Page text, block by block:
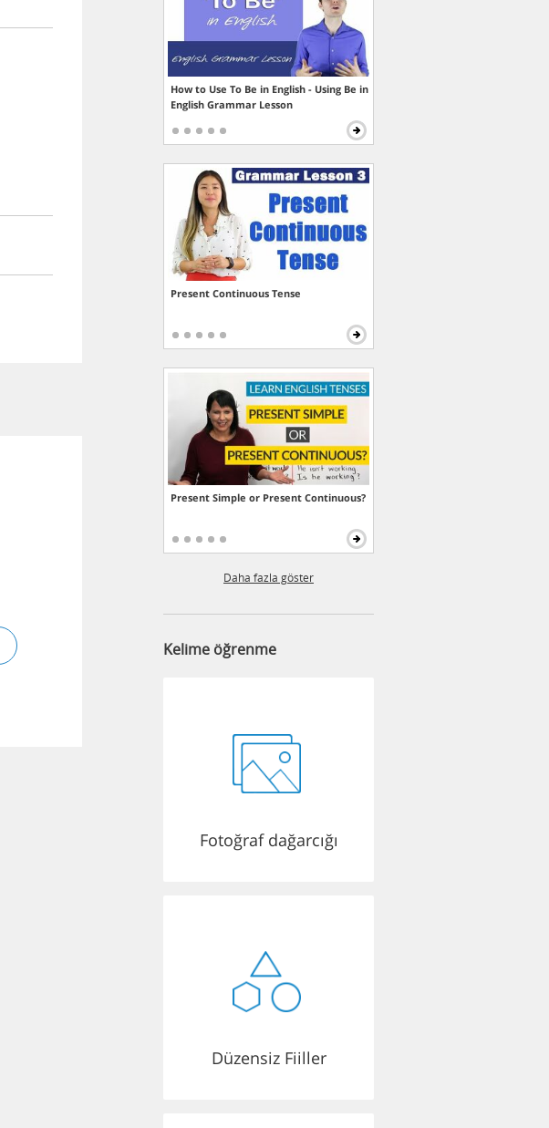
How to Use To Be in English - Using Be in
English Grammar Lesson
Present Continuous Tense
Present Simple or Present Continuous?
Daha fazla göster
Kelime öğrenme
Fotoğraf dağarcığı
Düzensiz Fiiller